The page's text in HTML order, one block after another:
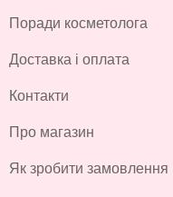
Поради косметолога
Доставка і оплата
Контакти
Про магазин
Як зробити замовлення